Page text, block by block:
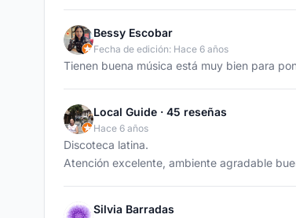
Bessy Escobar
Fecha de edición: Hace 6 años
Tienen buena música está muy bien para
Local Guide · 45 reseñas
Hace 6 años
Discoteca latina.
Atención excelente, ambiente agradable
Silvia Barradas